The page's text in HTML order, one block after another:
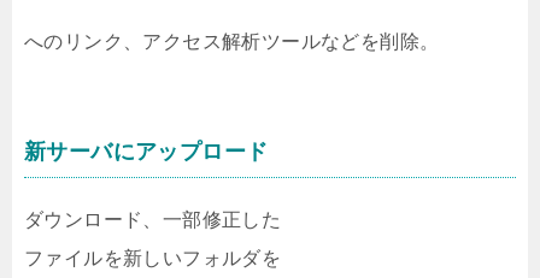
へのリンク、アクセス解析ツールなどを削除。
新サーバにアップロード
ダウンロード、一部修正した
ファイルを新しいフォルダを